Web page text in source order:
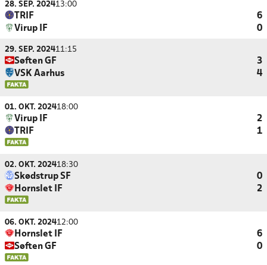
28. SEP. 202413:00
TRIF
6
Virup IF
0
29. SEP. 202411:15
Søften GF
3
VSK Aarhus
4
01. OKT. 202418:00
Virup IF
2
TRIF
1
02. OKT. 202418:30
Skødstrup SF
0
Hornslet IF
2
06. OKT. 202412:00
Hornslet IF
6
Søften GF
0